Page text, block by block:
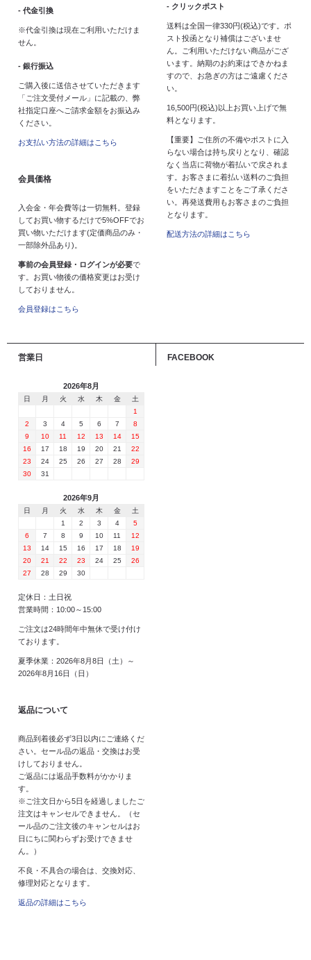
- 代金引換
※代金引換は現在ご利用いただけま
せん。
- 銀行振込
ご購入後に送信させていただきます
「ご注文受付メール」に記載の、弊
社指定口座へご請求金額をお振込み
ください。
お支払い方法の詳細はこちら
会員価格
入会金・年会費等は一切無料。登録
してお買い物するだけで5%OFFでお
買い物いただけます(定価商品のみ・
一部除外品あり)。
事前の会員登録・ログインが必要で
す。お買い物後の価格変更はお受け
しておりません。
会員登録はこちら
- クリックポスト
送料は全国一律330円(税込)です。ポ
スト投函となり補償はございませ
ん。ご利用いただけない商品がござ
います。納期のお約束はできかねま
すので、お急ぎの方はご遠慮くださ
い。
16,500円(税込)以上お買い上げで無
料となります。
【重要】ご住所の不備やポストに入
らない場合は持ち戻りとなり、確認
なく当店に荷物が着払いで戻されま
す。お客さまに着払い送料のご負担
をいただきますことをご了承くださ
い。再発送費用もお客さまのご負担
となります。
配送方法の詳細はこちら
営業日
2026年8月
日 月 火 水 木 金
土
1
2
3 4 5 6 7
8
9
10 11 12 13 14
15
16
17 18 19 20 21
22
23
24 25 26 27 28
29
30
31
2026年9月
日 月 火 水 木 金
土
1
2 3 4
5
6
7 8 9 10 11
12
13
14 15 16 17 18
19
20
21 22 23 24 25
26
27
28 29 30
定休日：土日祝
営業時間：10:00～15:00
ご注文は24時間年中無休で受け付け
ております。
夏季休業：2026年8月8日（土）～
2026年8月16日（日）
返品について
商品到着後必ず3日以内にご連絡くだ
さい。セール品の返品・交換はお受
けしておりません。
ご返品には返品手数料がかかりま
す。
※ご注文日から5日を経過しましたご
注文はキャンセルできません。（セ
ール品のご注文後のキャンセルはお
日にちに関わらずお受けできませ
ん。）
不良・不具合の場合は、交換対応、
修理対応となります。
返品の詳細はこちら
FACEBOOK